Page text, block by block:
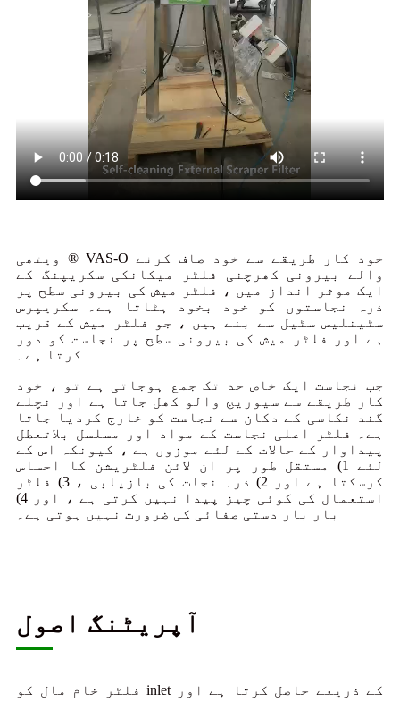
ویتھی ® VAS-O خود کار طریقے سے خود صاف کرنے
والے بیرونی کھرچنی فلٹر میکانکی سکریپنگ کے
ایک موثر انداز میں ، فلٹر میش کی بیرونی سطح پر
ذرہ نجاستوں کو خود بخود ہٹاتا ہے۔ سکریپرس
سٹینلیس سٹیل سے بنے ہیں ، جو فلٹر میش کے قریب
ہے اور فلٹر میش کی بیرونی سطح پر نجاست کو دور
کرتا ہے۔
جب نجاست ایک خاص حد تک جمع ہوجاتی ہے تو ، خود
کار طریقے سے سیوریج والو کھل جاتا ہے اور نچلے
گند نکاسی کے دکان سے نجاست کو خارج کردیا جاتا
ہے۔ فلٹر اعلی نجاست کے مواد اور مسلسل بلاتعطل
پیداوار کے حالات کے لئے موزوں ہے ، کیونکہ اس کے
لئے 1) مستقل طور پر ان لائن فلٹریشن کا احساس
کرسکتا ہے اور 2) ذرہ نجات کی بازیابی ، 3) فلٹر
استعمال کی کوئی چیز پیدا نہیں کرتی ہے ، اور 4)
بار بار دستی صفائی کی ضرورت نہیں ہوتی ہے۔
آپریٹنگ اصول
فلٹر خام مال کو inlet کے ذریعے حاصل کرتا ہے اور